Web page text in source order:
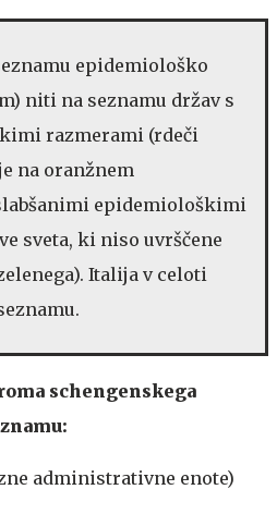
epidemiološko
niti na seznamu držav s
razmerami (rdeči
na oranžnem
epidemiološkimi
sveta, ki niso uvrščene
Italija v celoti
schengenskega
administrativne enote)